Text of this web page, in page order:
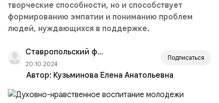
творческие способности, но и способствует
формированию эмпатии и пониманию проблем
людей, нуждающихся в поддержке.
Ставропольский филиал РАНХиГС
20.10.2024
Подписаться
Автор: Кузьминова Елена Анатольевна